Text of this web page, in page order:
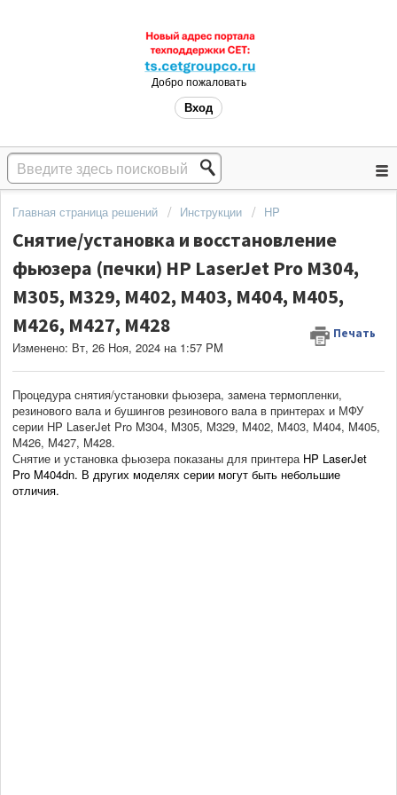
Добро пожаловать
Вход
Главная страница решений Инструкции HP
Снятие/установка и восстановление
фьюзера (печки) HP LaserJet Pro M304,
M305, M329, M402, M403, M404, M405,
M426, M427, M428
Печать
Изменено: Вт, 26 Ноя, 2024 на 1:57 PM
Процедура снятия/установки фьюзера, замена термопленки,
резинового вала и бушингов резинового вала в принтерах и МФУ
серии HP LaserJet Pro M304, M305, M329, M402, M403, M404, M405,
M426, M427, M428.
Снятие и установка фьюзера показаны для принтера HP LaserJet
Pro M404dn. В других моделях серии могут быть небольшие
отличия.